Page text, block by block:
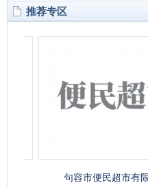
推荐专区
句容市便民超市有限公司